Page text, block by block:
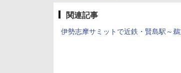
関連記事
伊勢志摩サミットで近鉄・賢島駅～